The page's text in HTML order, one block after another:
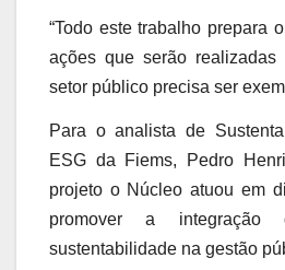
“Todo este trabalho prepara
ações que serão
setor público precisa ser
Para o analista de
ESG da Fiems, Pedro
projeto o Núcleo atuou em
promover a
sustentabilidade na gestão